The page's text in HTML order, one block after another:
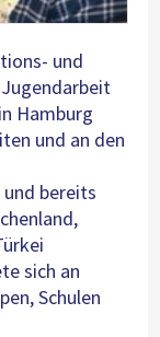
und
Hamburg
und an den
bereits
sich an
Schulen